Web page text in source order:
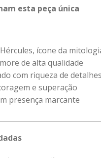
esta peça única
ícone da
de alta qualidade
com riqueza de detalhes
e superação
presença marcante